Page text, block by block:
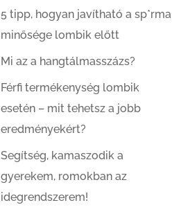
5 tipp, hogyan javítható a sp*rma
minősége lombik előtt
Mi az a hangtálmasszázs?
Férfi termékenység lombik
esetén – mit tehetsz a jobb
eredményekért?
Segítség, kamaszodik a
gyerekem, romokban az
idegrendszerem!